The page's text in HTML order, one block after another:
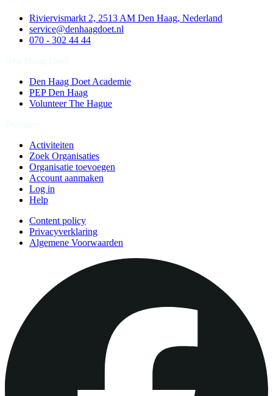
Riviervismarkt 2, 2513 AM Den Haag, Nederland
service@denhaagdoet.nl
070 - 302 44 44
Den Haag Doet Academie
PEP Den Haag
Volunteer The Hague
Activiteiten
Zoek Organisaties
Organisatie toevoegen
Account aanmaken
Log in
Help
Content policy
Privacyverklaring
Algemene Voorwaarden